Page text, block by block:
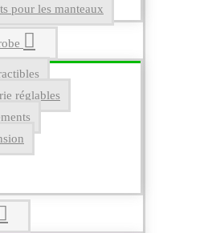
pour les manteaux
réglables